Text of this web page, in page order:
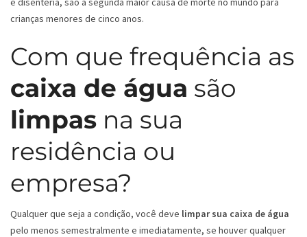
crianças menores de cinco anos.
Com que frequência as
caixa de água são
limpas na sua
residência ou
empresa?
Qualquer que seja a condição, você deve limpar sua caixa de água
pelo menos semestralmente e imediatamente, se houver qualquer